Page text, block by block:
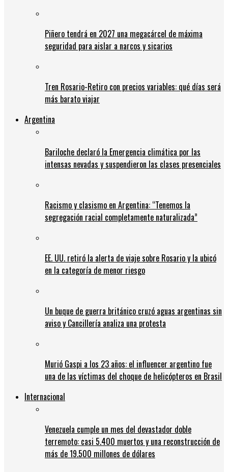
Piñero tendrá en 2027 una megacárcel de máxima
seguridad para aislar a narcos y sicarios
Tren Rosario-Retiro con precios variables: qué días será
más barato viajar
Argentina
Bariloche declaró la Emergencia climática por las
intensas nevadas y suspendieron las clases presenciales
Racismo y clasismo en Argentina: “Tenemos la
segregación racial completamente naturalizada”
EE. UU. retiró la alerta de viaje sobre Rosario y la ubicó
en la categoría de menor riesgo
Un buque de guerra británico cruzó aguas argentinas sin
aviso y Cancillería analiza una protesta
Murió Gaspi a los 23 años: el influencer argentino fue
una de las víctimas del choque de helicópteros en Brasil
Internacional
Venezuela cumple un mes del devastador doble
terremoto: casi 5.400 muertos y una reconstrucción de
más de 19.500 millones de dólares